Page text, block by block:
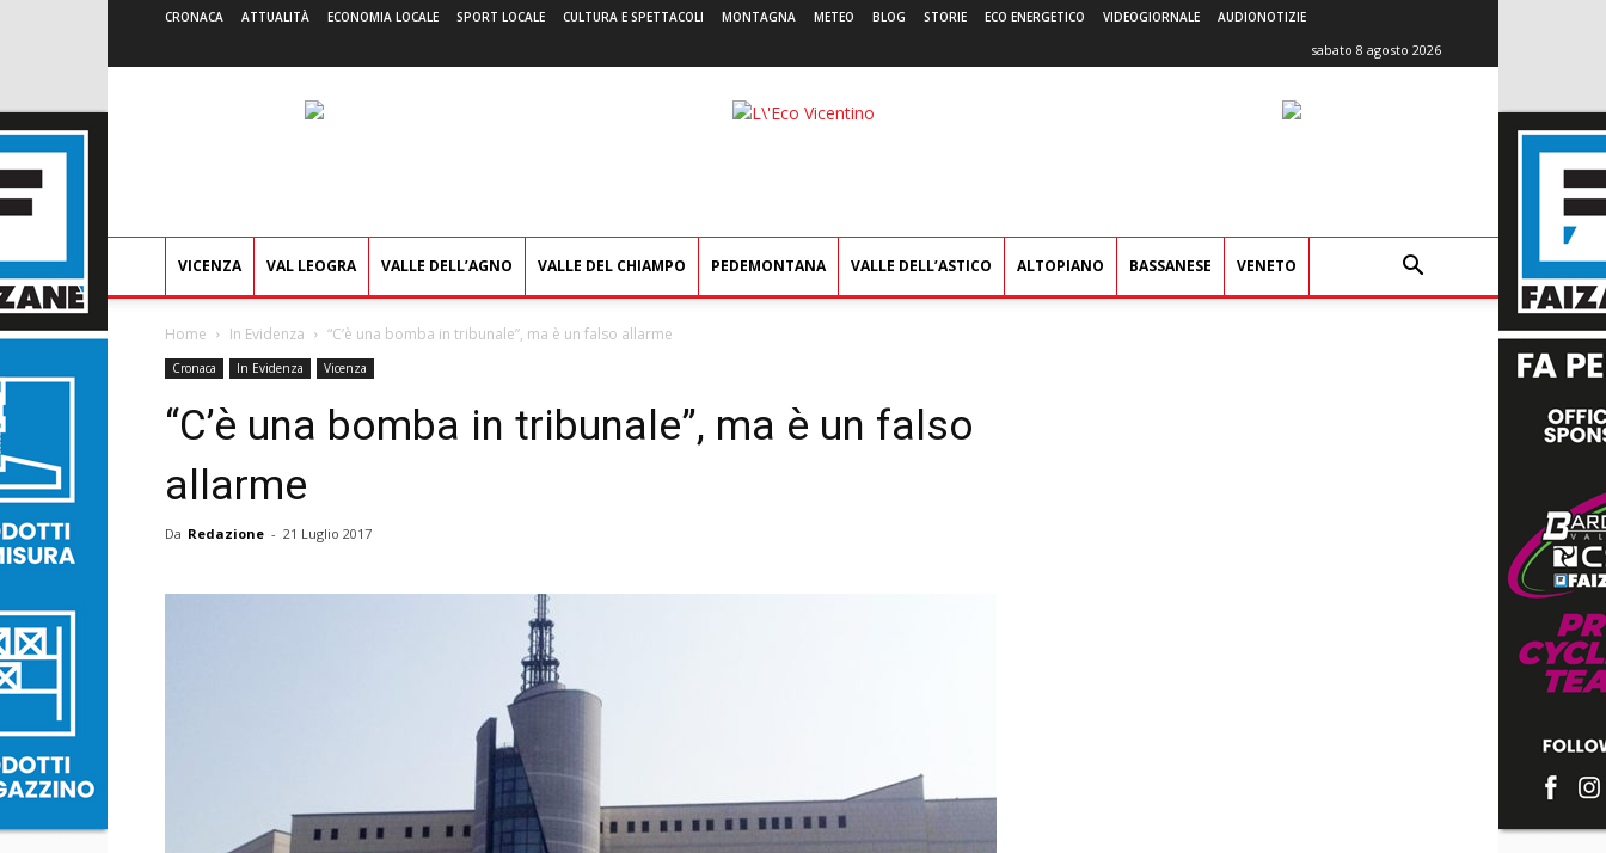
CRONACA ATTUALITÀ ECONOMIA LOCALE SPORT LOCALE CULTURA E SPETTACOLI MONTAGNA METEO BLOG STORIE ECO ENERGETICO VIDEOGIORNALE AUDIONOTIZIE
sabato 8 agosto 2026
L'Eco
VICENZA VAL LEOGRA VALLE DELL’AGNO VALLE DEL CHIAMPO PEDEMONTANA VALLE DELL’ASTICO ALTOPIANO BASSANESE VENETO
Home In Evidenza “C’è una bomba in tribunale”, ma è un falso allarme
Cronaca In Evidenza Vicenza
“C’è una bomba in tribunale”, ma è un falso
allarme
Da Redazione - 21 Luglio 2017